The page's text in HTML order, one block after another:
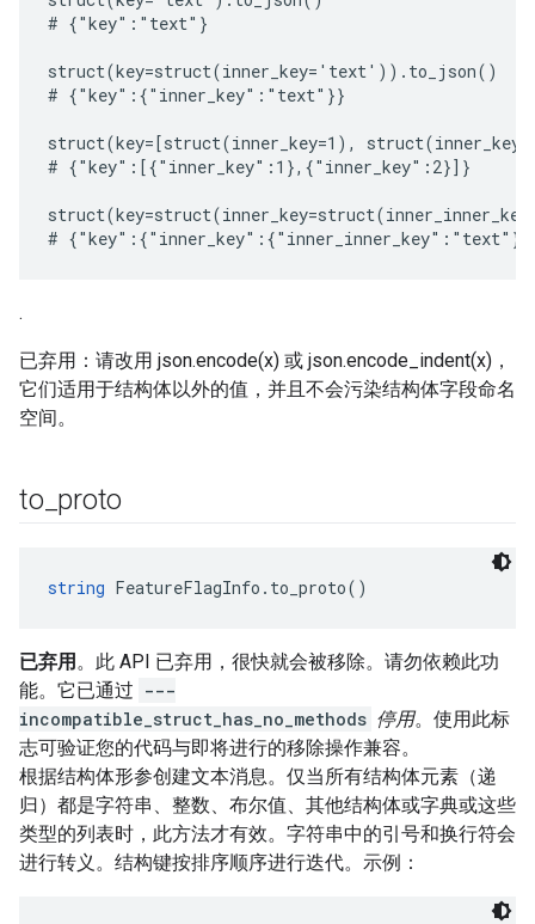
# {"key":"text"}
struct(key=struct(inner_key='text')).to_json()
# {"key":{"inner_key":"text"}}
struct(key=[struct(inner_key=1),
# {"key":[{"inner_key":1},{"inner_key":2}]}
.
已弃用：请改用 json.encode(x) 或 json.encode_indent(x)，
它们适用于结构体以外的值，并且不会污染结构体字段命名
空间。
to proto
string FeatureFlagInfo.to_proto()
已弃用 。此 API 已弃用，很快就会被移除。请勿依赖此功
能。它已通过 ---
incompatible_struct_has_no_methods 停用。使用此标
志可验证您的代码与即将进行的移除操作兼容。
根据结构体形参创建文本消息。仅当所有结构体元素（递
归）都是字符串、整数、布尔值、其他结构体或字典或这些
类型的列表时，此方法才有效。字符串中的引号和换行符会
进行转义。结构键按排序顺序进行迭代。示例：